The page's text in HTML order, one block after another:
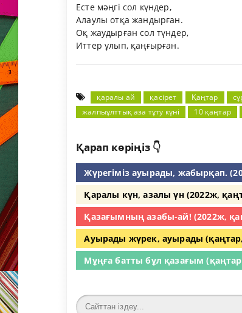
Есте мәңгі сол күндер,
Алаулы отқа жандырған.
Оқ жаудырған сол түндер,
Иттер ұлып, қаңғырған.
қаралы ай қасірет Қаңтар
жалпыұлттық аза тұту күні
10 қаңтар
Қарап көріңіз 👇
Жүрегіміз ауырады, жабырқап.
Қаралы күн, азалы үн (2022ж,
Қазағымның азабы-ай! (2022ж,
Ауырады жүрек, ауырады
Мұңға батты бұл қазағым